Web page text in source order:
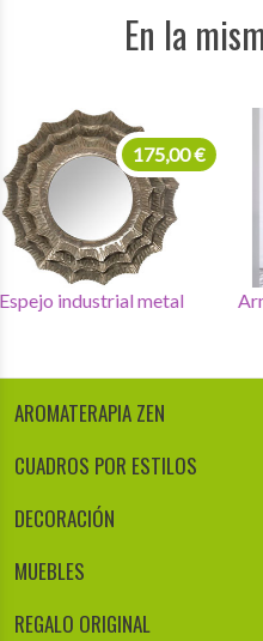
En la
Espejo industrial metal
175,00 €
AROMATERAPIA ZEN
CUADROS POR ESTILOS
DECORACIÓN
MUEBLES
REGALO ORIGINAL